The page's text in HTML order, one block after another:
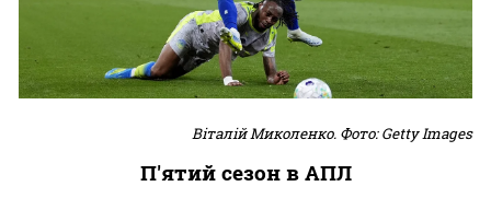
Віталій Миколенко. Фото: Getty Images
П'ятий сезон в АПЛ